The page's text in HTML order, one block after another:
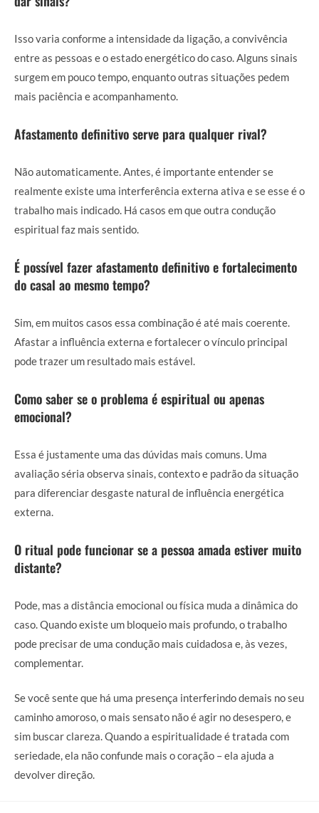
Isso varia conforme a intensidade da ligação, a convivência
entre as pessoas e o estado energético do caso. Alguns sinais
surgem em pouco tempo, enquanto outras situações pedem
mais paciência e acompanhamento.
Afastamento definitivo serve para qualquer rival?
Não automaticamente. Antes, é importante entender se
realmente existe uma interferência externa ativa e se esse é o
trabalho mais indicado. Há casos em que outra condução
espiritual faz mais sentido.
É possível fazer afastamento definitivo e fortalecimento
do casal ao mesmo tempo?
Sim, em muitos casos essa combinação é até mais coerente.
Afastar a influência externa e fortalecer o vínculo principal
pode trazer um resultado mais estável.
Como saber se o problema é espiritual ou apenas
emocional?
Essa é justamente uma das dúvidas mais comuns. Uma
avaliação séria observa sinais, contexto e padrão da situação
para diferenciar desgaste natural de influência energética
externa.
O ritual pode funcionar se a pessoa amada estiver muito
distante?
Pode, mas a distância emocional ou física muda a dinâmica do
caso. Quando existe um bloqueio mais profundo, o trabalho
pode precisar de uma condução mais cuidadosa e, às vezes,
complementar.
Se você sente que há uma presença interferindo demais no seu
caminho amoroso, o mais sensato não é agir no desespero, e
sim buscar clareza. Quando a espiritualidade é tratada com
seriedade, ela não confunde mais o coração – ela ajuda a
devolver direção.